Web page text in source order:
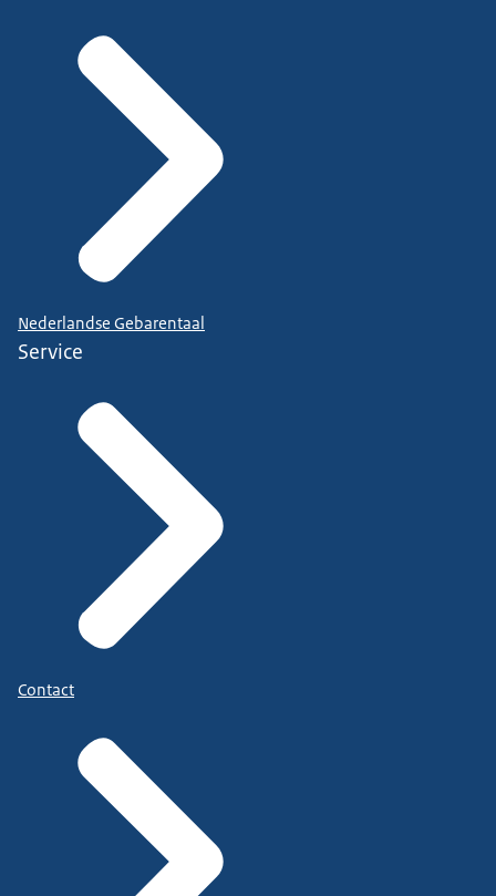
Nederlandse Gebarentaal
Service
Contact